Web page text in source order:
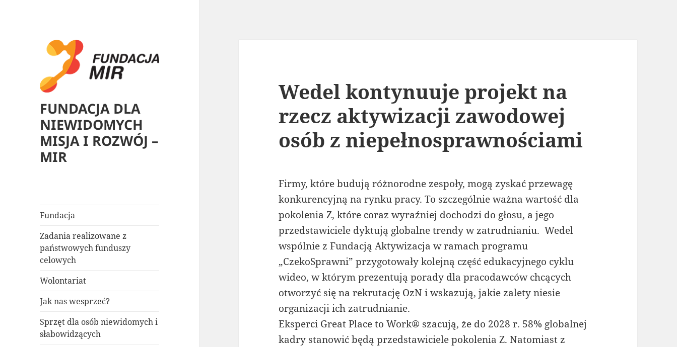
FUNDACJA DLA
NIEWIDOMYCH
MISJA I ROZWÓJ –
MIR
Fundacja
Zadania realizowane z
państwowych funduszy
celowych
Wolontariat
Jak nas wesprzeć?
Sprzęt dla osób niewidomych i
słabowidzących
Wedel kontynuuje projekt na
rzecz aktywizacji zawodowej
osób z niepełnosprawnościami
Firmy, które budują różnorodne zespoły, mogą zyskać przewagę
konkurencyjną na rynku pracy. To szczególnie ważna wartość dla
pokolenia Z, które coraz wyraźniej dochodzi do głosu, a jego
przedstawiciele dyktują globalne trendy w zatrudnianiu. Wedel
wspólnie z Fundacją Aktywizacja w ramach programu
„CzekoSprawni” przygotowały kolejną część edukacyjnego cyklu
wideo, w którym prezentują porady dla pracodawców chcących
otworzyć się na rekrutację OzN i wskazują, jakie zalety niesie
organizacji ich zatrudnianie.
Eksperci Great Place to Work® szacują, że do 2028 r. 58% globalnej
kadry stanowić będą przedstawiciele pokolenia Z. Natomiast z